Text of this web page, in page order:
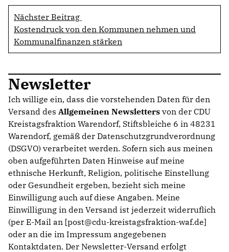
LWL-Fraktion der CDU
Kommunalpolitische Vereinigung KPV NRW
Nächster Beitrag
Kostendruck von den Kommunen nehmen und
Kommunalfinanzen stärken
Newsletter
Ich willige ein, dass die vorstehenden Daten für den
Versand des Allgemeinen Newsletters von der CDU
Kreistagsfraktion Warendorf, Stiftsbleiche 6 in 48231
Warendorf, gemäß der Datenschutzgrundverordnung
(DSGVO) verarbeitet werden. Sofern sich aus meinen
oben aufgeführten Daten Hinweise auf meine
ethnische Herkunft, Religion, politische Einstellung
oder Gesundheit ergeben, bezieht sich meine
Einwilligung auch auf diese Angaben. Meine
Einwilligung in den Versand ist jederzeit widerruflich
(per E-Mail an [post@cdu-kreistagsfraktion-waf.de]
oder an die im Impressum angegebenen
Kontaktdaten. Der Newsletter-Versand erfolgt